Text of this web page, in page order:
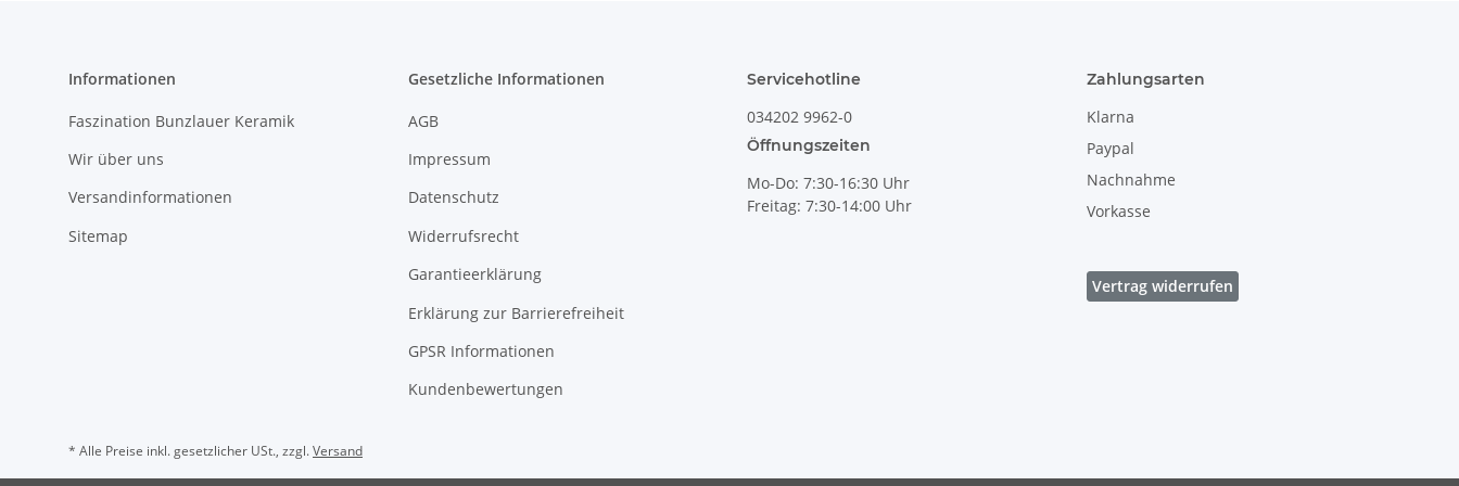
Informationen
Faszination Bunzlauer Keramik
Wir über uns
Versandinformationen
Sitemap
Gesetzliche Informationen
AGB
Impressum
Datenschutz
Widerrufsrecht
Garantieerklärung
Erklärung zur Barrierefreiheit
GPSR Informationen
Kundenbewertungen
Servicehotline
034202 9962-0
Öffnungszeiten
Mo-Do: 7:30-16:30 Uhr
Freitag: 7:30-14:00 Uhr
Zahlungsarten
Klarna
Paypal
Nachnahme
Vorkasse
Vertrag widerrufen
* Alle Preise inkl. gesetzlicher USt., zzgl.Versand